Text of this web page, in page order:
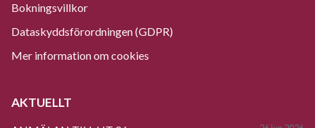
Bokningsvillkor
Dataskyddsförordningen (GDPR)
Mer information om cookies
AKTUELLT